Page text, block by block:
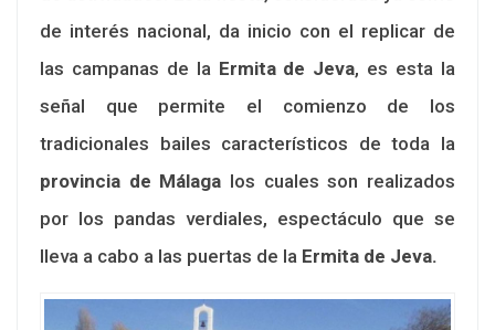
de interés nacional, da inicio con el replicar de
las campanas de la Ermita de Jeva, es esta la
señal que permite el comienzo de los
tradicionales bailes característicos de toda la
provincia de Málaga los cuales son realizados
por los pandas verdiales, espectáculo que se
lleva a cabo a las puertas de la Ermita de Jeva.